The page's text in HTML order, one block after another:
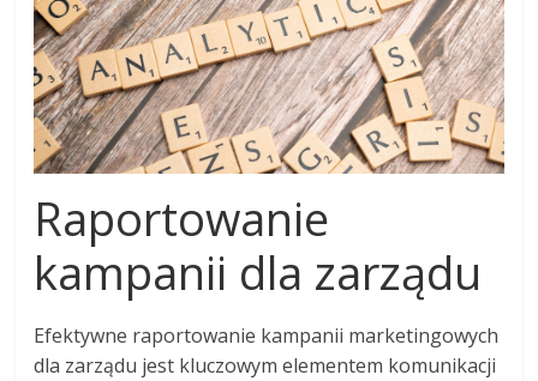
Raportowanie
kampanii dla zarządu
Efektywne raportowanie kampanii marketingowych
dla zarządu jest kluczowym elementem komunikacji